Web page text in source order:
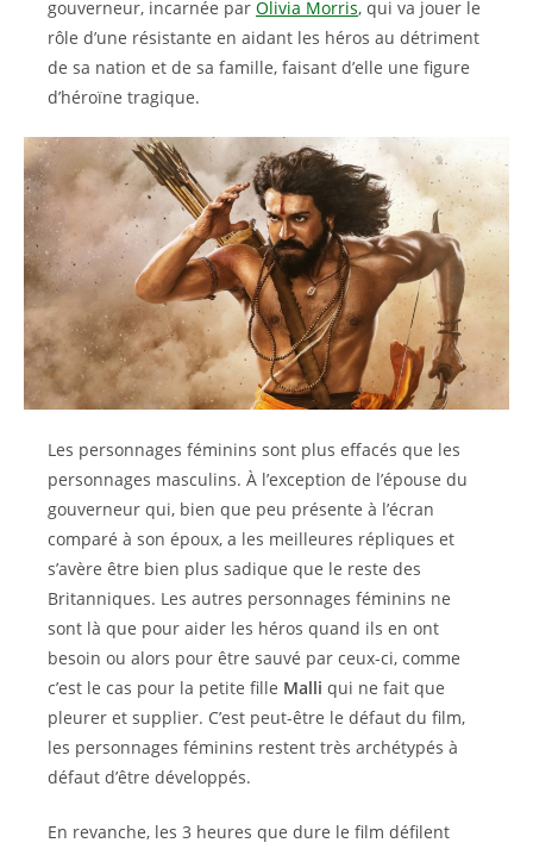
gouverneur, incarnée par Olivia Morris, qui va jouer le
rôle d’une résistante en aidant les héros au détriment
de sa nation et de sa famille, faisant d’elle une figure
d’héroïne tragique.
Les personnages féminins sont plus effacés que les
personnages masculins. À l’exception de l’épouse du
gouverneur qui, bien que peu présente à l’écran
comparé à son époux, a les meilleures répliques et
s’avère être bien plus sadique que le reste des
Britanniques. Les autres personnages féminins ne
sont là que pour aider les héros quand ils en ont
besoin ou alors pour être sauvé par ceux-ci, comme
c’est le cas pour la petite fille Malli qui ne fait que
pleurer et supplier. C’est peut-être le défaut du film,
les personnages féminins restent très archétypés à
défaut d’être développés.
En revanche, les 3 heures que dure le film défilent